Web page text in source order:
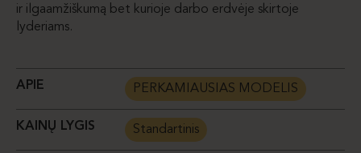
ir ilgaamžiškumą bet kurioje darbo erdvėje skirtoje
lyderiams.
APIE PERKAMIAUSIAS MODELIS
KAINŲ LYGIS Standartinis